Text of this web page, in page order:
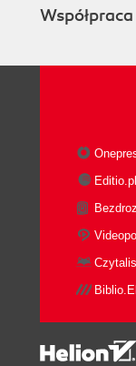
Współpraca
Editio.pl